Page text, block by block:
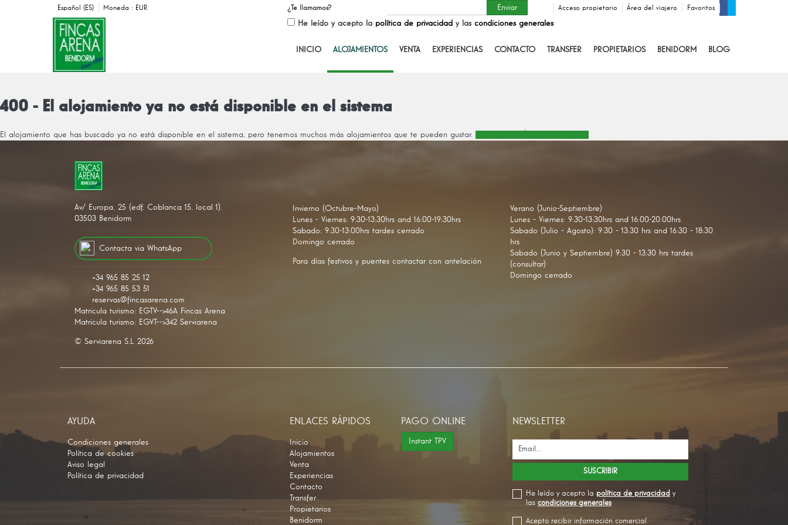
Español (ES) Moneda : EUR Favoritos
Área del viajero
Acceso propietario
¿Te llamamos?
He leído y acepto la política de privacidad y las condiciones generales
INICIO ALOJAMIENTOS VENTA EXPERIENCIAS CONTACTO TRANSFER PROPIETARIOS BENIDORM BLOG
400 - El alojamiento ya no está disponible en el sistema
El alojamiento que has buscado ya no está disponible en el sistema, pero tenemos muchos más alojamientos que te pueden gustar.
Av/ Europa, 25 (edf. Coblanca 15, local 1).
03503 Benidorm
Contacta via WhatsApp
+34647289663
+34 965 85 25 12
+34 965 85 53 51
reservas@fincasarena.com
Matricula turismo: EGTV-->46A Fincas Arena
Matricula turismo: EGVT-->342 Serviarena
Invierno (Octubre-Mayo)
Lunes - Viernes: 9:30-13:30hrs and 16:00-19:30hrs
Sabado: 9:30-13:00hrs tardes cerrado
Domingo cerrado
Para días festivos y puentes contactar con antelación
Verano (Junio-Septiembre)
Lunes - Viernes: 9:30-13:30hrs and 16:00-20:00hrs
Sabado (Julio - Agosto): 9:30 - 13:30 hrs and 16:30 - 18:30
hrs
Sabado (Junio y Septiembre) 9:30 - 13:30 hrs tardes
(consultar)
Domingo cerrado
© Serviarena S.L 2026
AYUDA
Condiciones generales
Política de cookies
Aviso legal
Política de privacidad
ENLACES RÁPIDOS
Inicio
Alojamientos
Venta
Experiencias
Contacto
Transfer
Propietarios
Benidorm
PAGO ONLINE
Instant TPV
NEWSLETTER
He leído y acepto la política de privacidad y
las condiciones generales
Acepto recibir información comercial